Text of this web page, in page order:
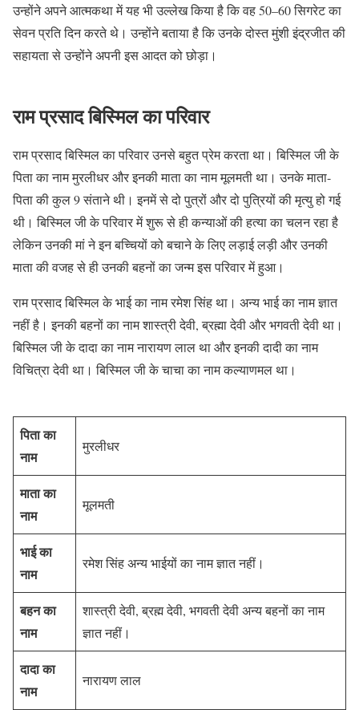
उन्होंने अपने आत्मकथा में यह भी उल्लेख किया है कि वह 50–60 सिगरेट का
सेवन प्रति दिन करते थे। उन्होंने बताया है कि उनके दोस्त मुंशी इंद्रजीत की
सहायता से उन्होंने अपनी इस आदत को छोड़ा।
राम प्रसाद बिस्मिल का परिवार
राम प्रसाद बिस्मिल का परिवार उनसे बहुत प्रेम करता था। बिस्मिल जी के
पिता का नाम मुरलीधर और इनकी माता का नाम मूलमती था। उनके माता-
पिता की कुल 9 संताने थी। इनमें से दो पुत्रों और दो पुत्रियों की मृत्यु हो गई
थी। बिस्मिल जी के परिवार में शुरू से ही कन्याओं की हत्या का चलन रहा है
लेकिन उनकी मां ने इन बच्चियों को बचाने के लिए लड़ाई लड़ी और उनकी
माता की वजह से ही उनकी बहनों का जन्म इस परिवार में हुआ।
राम प्रसाद बिस्मिल के भाई का नाम रमेश सिंह था। अन्य भाई का नाम ज्ञात
नहीं है। इनकी बहनों का नाम शास्त्री देवी, ब्रह्मा देवी और भगवती देवी था।
बिस्मिल जी के दादा का नाम नारायण लाल था और इनकी दादी का नाम
विचित्रा देवी था। बिस्मिल जी के चाचा का नाम कल्याणमल था।
पिता का
नाम
मुरलीधर
माता का
नाम
मूलमती
भाई का
नाम
रमेश सिंह अन्य भाईयों का नाम ज्ञात नहीं।
बहन का
नाम
शास्त्री देवी, ब्रह्म देवी, भगवती देवी अन्य बहनों का नाम
ज्ञात नहीं।
दादा का
नाम
नारायण लाल